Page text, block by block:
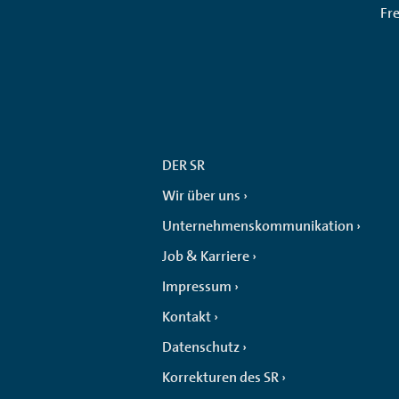
DER SR
Wir über uns
Unternehmenskommunikation
Job & Karriere
Impressum
Kontakt
Datenschutz
Korrekturen des SR